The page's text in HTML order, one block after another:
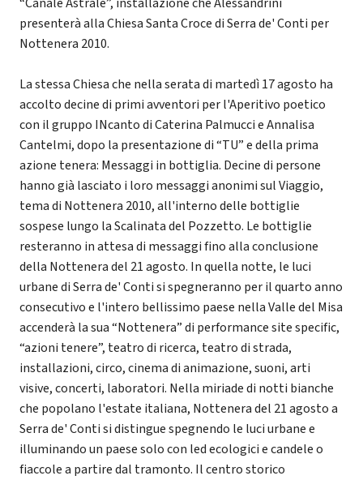
presenterà alla Chiesa Santa Croce di Serra de' Conti per
Nottenera 2010.
La stessa Chiesa che nella serata di martedì 17 agosto ha
accolto decine di primi avventori per l'Aperitivo poetico
con il gruppo INcanto di Caterina Palmucci e Annalisa
Cantelmi, dopo la presentazione di “TU” e della prima
azione tenera: Messaggi in bottiglia. Decine di persone
hanno già lasciato i loro messaggi anonimi sul Viaggio,
tema di Nottenera 2010, all'interno delle bottiglie
sospese lungo la Scalinata del Pozzetto. Le bottiglie
resteranno in attesa di messaggi fino alla conclusione
della Nottenera del 21 agosto. In quella notte, le luci
urbane di Serra de' Conti si spegneranno per il quarto anno
consecutivo e l'intero bellissimo paese nella Valle del Misa
accenderà la sua “Nottenera” di performance site specific,
“azioni tenere”, teatro di ricerca, teatro di strada,
installazioni, circo, cinema di animazione, suoni, arti
visive, concerti, laboratori. Nella miriade di notti bianche
che popolano l'estate italiana, Nottenera del 21 agosto a
Serra de' Conti si distingue spegnendo le luci urbane e
illuminando un paese solo con led ecologici e candele o
fiaccole a partire dal tramonto. Il centro storico